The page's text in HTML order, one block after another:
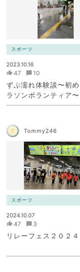
スポーツ
2023.10.16
47 10
ずぶ濡れ体験談〜初
ラソンボランティア〜
Tommy246
スポーツ
2024.10.07
47 3
リレーフェス２０２４